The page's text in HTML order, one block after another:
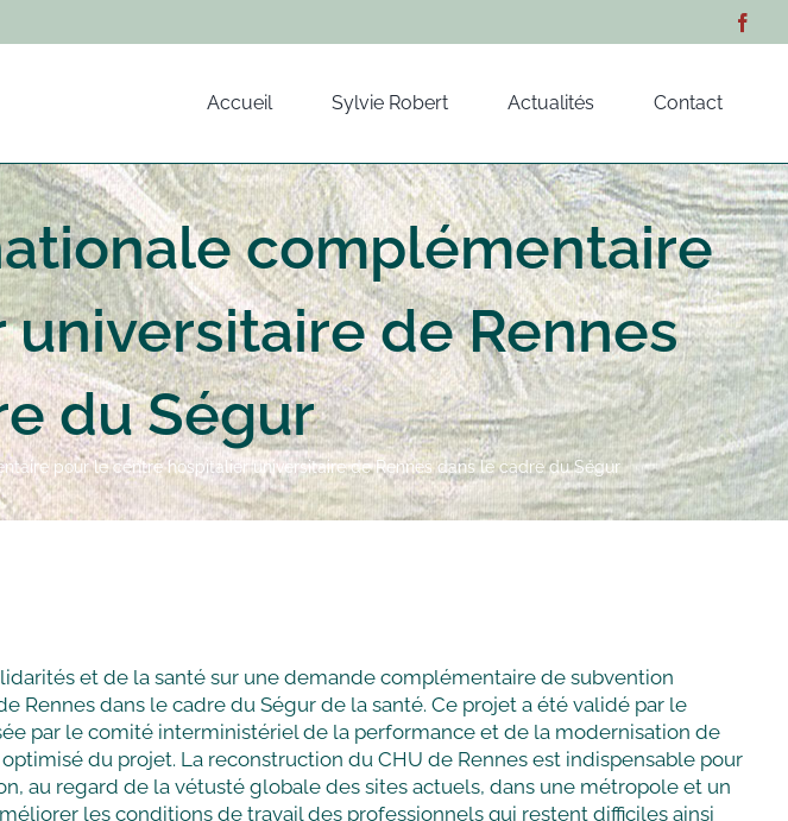
Accueil Sylvie Robert Actualités Contact
complémentaire
de Rennes
du Ségur
pour le centre hospitalier universitaire de Rennes dans le cadre du Ségur
et de la santé sur une demande complémentaire de subvention
dans le cadre du Ségur de la santé. Ce projet a été validé par le
par le comité interministériel de la performance et de la modernisation de
du projet. La reconstruction du CHU de Rennes est indispensable pour
au regard de la vétusté globale des sites actuels, dans une métropole et un
les conditions de travail des professionnels qui restent difficiles ainsi